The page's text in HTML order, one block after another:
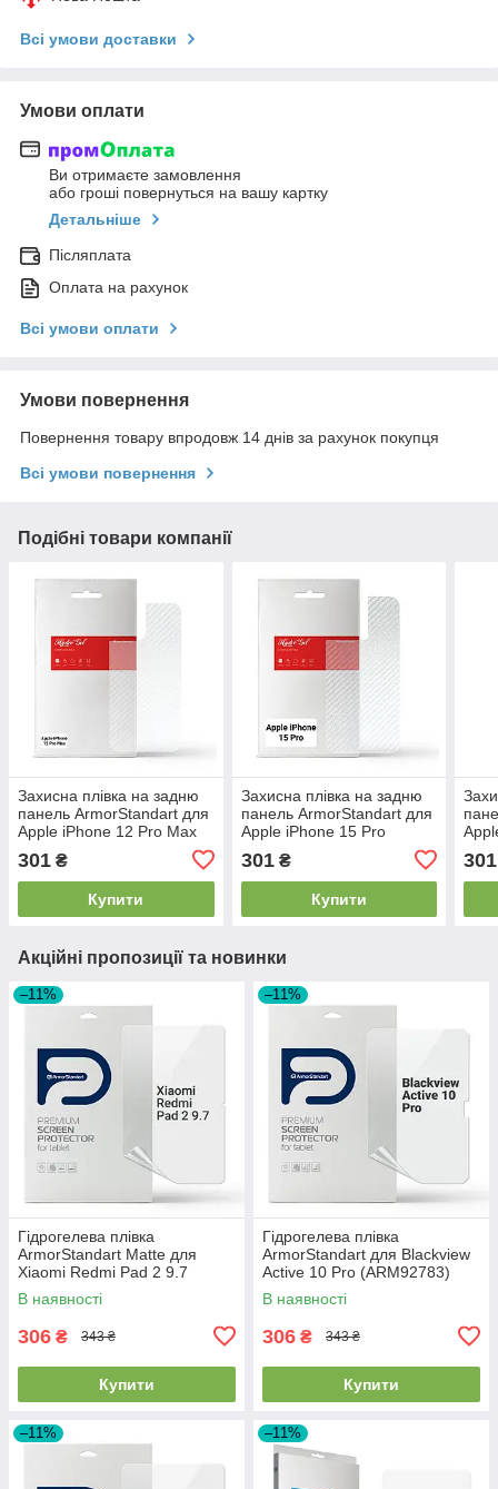
Всі умови доставки
Умови оплати
Ви отримаєте замовлення
або гроші повернуться на вашу картку
Детальніше
Післяплата
Оплата на рахунок
Всі умови оплати
Умови повернення
Повернення товару впродовж 14 днів за рахунок покупця
Всі умови повернення
Подібні товари компанії
Захисна плівка на задню
панель ArmorStandart для
Apple iPhone 12 Pro Max
Carbone прозора (ARM6
301 ₴
Купити
Захисна плівка на задню
панель ArmorStandart для
Apple iPhone 15 Pro
(ARM71906)
301₴
Купити
301
Акційні пропозиції та новинки
–11%
Гідрогелева плівка
ArmorStandart Matte для
Xiaomi Redmi Pad 2 9.7
(ARM92787)
В наявності
306 ₴ 343 ₴
Купити
–11%
Гідрогелева плівка
ArmorStandart для Blackview
Active 10 Pro (ARM92783)
В наявності
306 ₴ 343 ₴
Купити
–11% –11%